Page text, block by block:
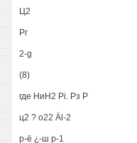
Ц2
Рг
2-g
(8)
где НиН2 Pi. Рз Р
ц2 ? о22 Äl-2
р-ё ¿-ш р-1